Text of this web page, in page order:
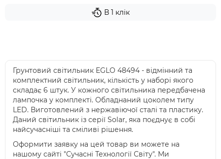
В 1 клік
Грунтовий світильник EGLO 48494 - відмінний та
комплектний світильник, кількість у наборі якого
складає 6 штук. У кожного світильника передбачена
лампочка у комплекті. Обладнаний цоколем типу
LED. Виготовлений з нержавіючої сталі та пластику.
Даний світильник із серії Solar, яка поєднує в собі
найсучасніші та сміливі рішення.
Оформити заявку на цей товар ви можете на
нашому сайті "Сучасні Технології Світу". Ми